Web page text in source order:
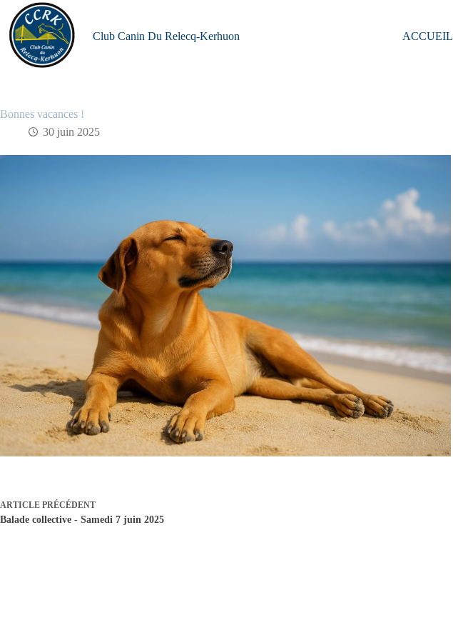
Passer
contenu
Club Canin Du Relecq-Kerhuon ACCUEIL
Bonnes vacances !
30 juin 2025
ARTICLE PRÉCÉDENT
Balade collective - Samedi 7 juin 2025